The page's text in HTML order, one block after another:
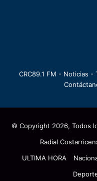
CRC89.1 FM - Noticias -
© Copyright 2026, Todos
Radial
ULTIMA HORA